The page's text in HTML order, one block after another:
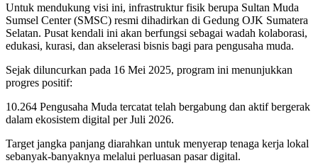
​Untuk mendukung visi ini, infrastruktur fisik berupa Sultan Muda
Sumsel Center (SMSC) resmi dihadirkan di Gedung OJK Sumatera
Selatan. Pusat kendali ini akan berfungsi sebagai wadah kolaborasi,
edukasi, kurasi, dan akselerasi bisnis bagi para pengusaha muda.
​Sejak diluncurkan pada 16 Mei 2025, program ini menunjukkan
progres positif:
​10.264 Pengusaha Muda tercatat telah bergabung dan aktif bergerak
dalam ekosistem digital per Juli 2026.
​Target jangka panjang diarahkan untuk menyerap tenaga kerja lokal
sebanyak-banyaknya melalui perluasan pasar digital.